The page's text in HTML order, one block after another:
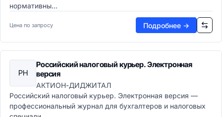
нормативны...
Цена по запросу Подробнее →
РН
Российский налоговый курьер. Электронная
версия
АКТИОН-ДИДЖИТАЛ
Российский налоговый курьер. Электронная версия —
профессиональный журнал для бухгалтеров и налоговых